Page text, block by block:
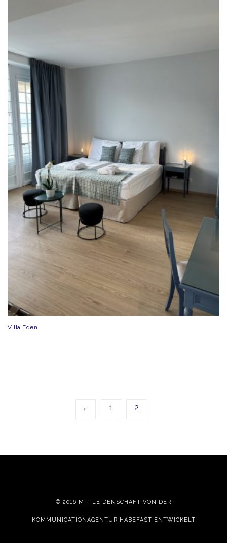
Villa Eden
← 1 2
© 2016 MIT LEIDENSCHAFT VON DER
KOMMUNICATIONAGENTUR HABEFAST ENTWICKELT